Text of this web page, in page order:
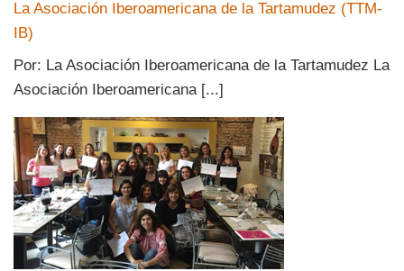
La Asociación Iberoamericana de la Tartamudez (TTM-
IB)
Por: La Asociación Iberoamericana de la Tartamudez La
Asociación Iberoamericana [...]